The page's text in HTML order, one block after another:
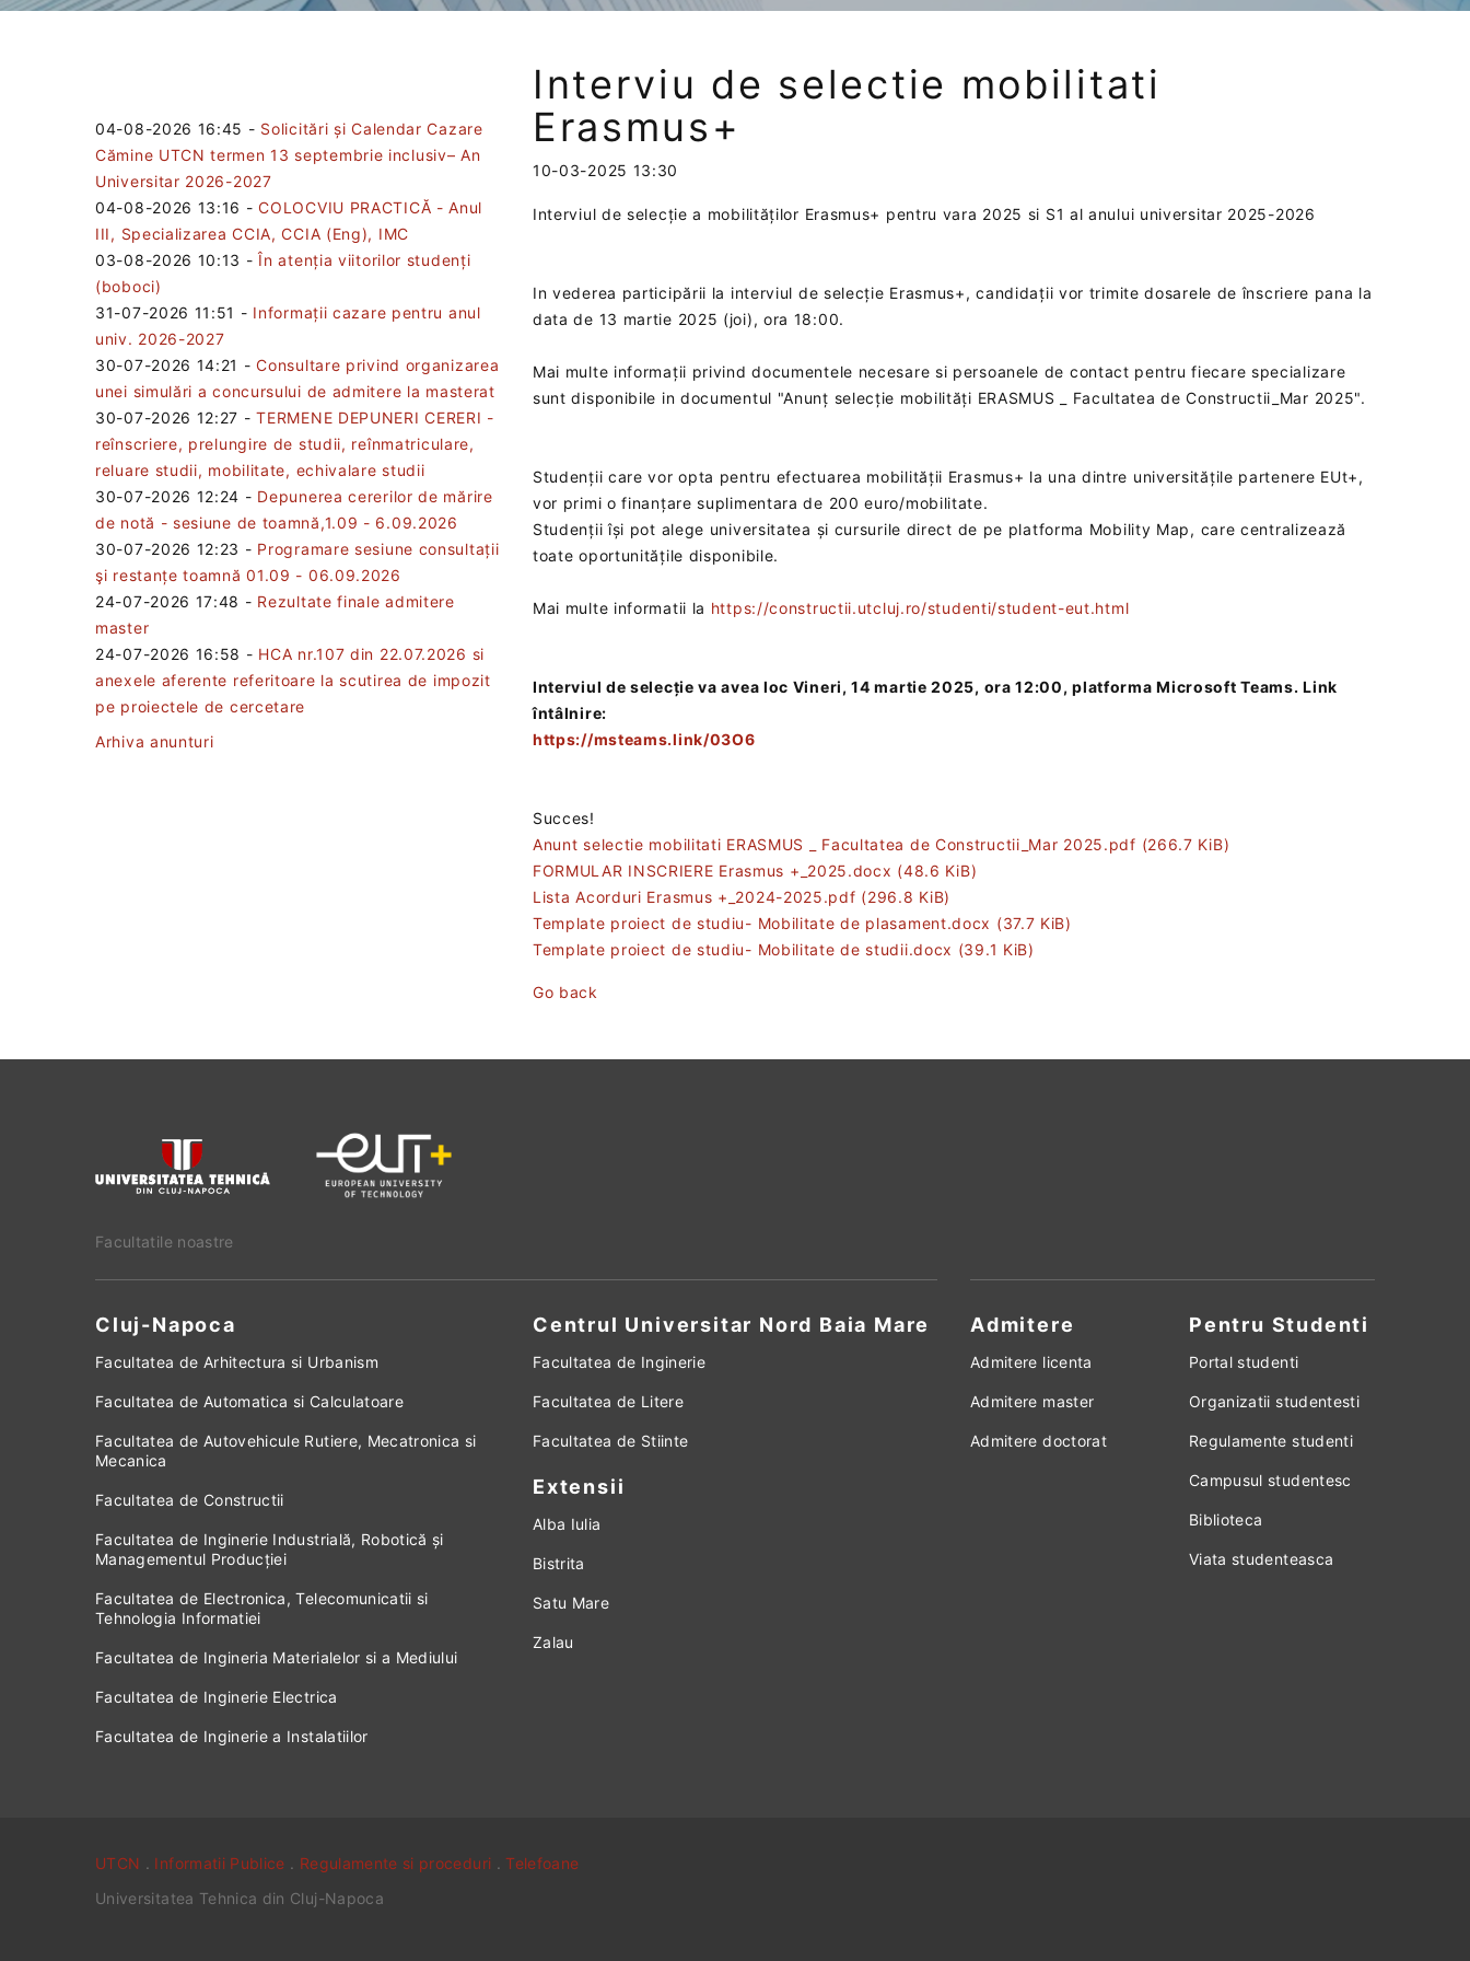
04-08-2026 16:45 - Solicitări și Calendar Cazare
Cămine UTCN termen 13 septembrie inclusiv– An
Universitar 2026-2027
04-08-2026 13:16 -COLOCVIU PRACTICĂ - Anul
III, Specializarea CCIA, CCIA (Eng), IMC
03-08-2026 10:13 -În atenția viitorilor studenți
(boboci)
31-07-2026 11:51 - Informații cazare pentru anul
univ. 2026-2027
30-07-2026 14:21 -Consultare privind organizarea
unei simulări a concursului de admitere la masterat
30-07-2026 12:27 -TERMENE DEPUNERI CERERI -
reînscriere, prelungire de studii, reînmatriculare,
reluare studii, mobilitate, echivalare studii
30-07-2026 12:24 - Depunerea cererilor de mărire
de notă - sesiune de toamnă,1.09 - 6.09.2026
30-07-2026 12:23 - Programare sesiune consultații
şi restanțe toamnă 01.09 - 06.09.2026
24-07-2026 17:48 - Rezultate finale admitere
master
24-07-2026 16:58 - HCA nr.107 din 22.07.2026 si
anexele aferente referitoare la scutirea de impozit
pe proiectele de cercetare
Arhiva anunturi
Interviu de selectie mobilitati
Erasmus+
10-03-2025 13:30
Interviul de selecție a mobilităților Erasmus+ pentru vara 2025 si S1 al anului universitar 2025-2026
In vederea participării la interviul de selecție Erasmus+, candidații vor trimite dosarele de înscriere pana la
data de 13 martie 2025 (joi), ora 18:00‎.
Mai multe informații privind documentele necesare si persoanele de contact pentru fiecare specializare
sunt disponibile in documentul "Anunț selecție mobilități ERASMUS _ Facultatea de Constructii_Mar 2025".
Studenții care vor opta pentru efectuarea mobilității Erasmus+ la una dintre universitățile partenere EUt+,
vor primi o finanțare suplimentara de 200 euro/mobilitate.
Studenții își pot alege universitatea și cursurile direct de pe platforma Mobility Map, care centralizează
toate oportunitățile disponibile.
Mai multe informatii la https://constructii.utcluj.ro/studenti/student-eut.html
Interviul de selecție va avea loc Vineri, ‎14 martie 2025, ora 12:00, platforma Microsoft Teams.‎ Link
întâlnire:
https://msteams.link/03O6‎
Succes!
Anunt selectie mobilitati ERASMUS _ Facultatea de Constructii_Mar 2025.pdf (266.7 KiB)
FORMULAR INSCRIERE Erasmus +_2025.docx (48.6 KiB)
Lista Acorduri Erasmus +_2024-2025.pdf (296.8 KiB)
Template proiect de studiu- Mobilitate de plasament.docx (37.7 KiB)
Template proiect de studiu- Mobilitate de studii.docx (39.1 KiB)
Go back
Facultatile noastre
Cluj-Napoca Centrul Universitar Nord Baia Mare
Facultatea de Arhitectura si Urbanism
Facultatea de Automatica si Calculatoare
Facultatea de Autovehicule Rutiere, Mecatronica si
Mecanica
Facultatea de Constructii
Facultatea de Inginerie Industrială, Robotică și
Managementul Producției
Facultatea de Electronica, Telecomunicatii si
Tehnologia Informatiei
Facultatea de Ingineria Materialelor si a Mediului
Facultatea de Inginerie Electrica
Facultatea de Inginerie a Instalatiilor
Facultatea de Inginerie
Facultatea de Litere
Facultatea de Stiinte
Extensii
Alba Iulia
Bistrita
Satu Mare
Zalau
Admitere
Admitere licenta
Admitere master
Admitere doctorat
Pentru Studenti
Portal studenti
Organizatii studentesti
Regulamente studenti
Campusul studentesc
Biblioteca
Viata studenteasca
UTCN . Informatii Publice . Regulamente si proceduri .Telefoane
Universitatea Tehnica din Cluj-Napoca